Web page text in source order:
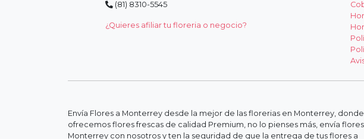
(81) 8310-5545
¿Quieres afiliar tu floreria o negocio?
Envía Flores a Monterrey desde la mejor de las florerias en Monterrey,
ofrecemos flores frescas de calidad Premium, no lo pienses más, envía
Monterrey con nosotros y ten la seguridad de que la entrega de tus flores a